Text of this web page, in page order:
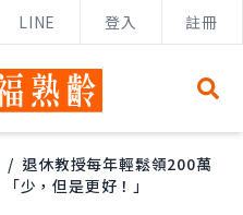
LINE 登入 註冊
/ 退休教授每年輕鬆領200萬
少，但是更好！」